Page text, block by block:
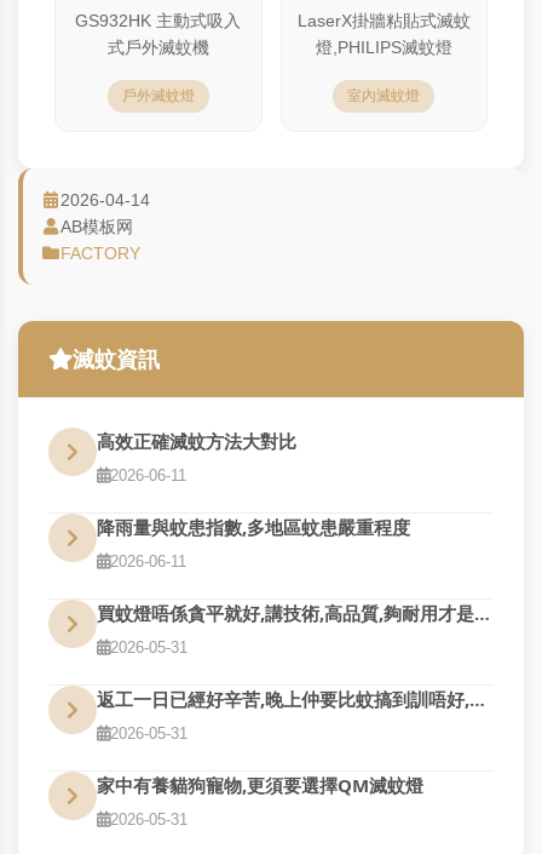
GS932HK 主動式吸入
式戶外滅蚊機
戶外滅蚊燈
LaserX掛牆粘貼式滅蚊
燈,PHILIPS滅蚊燈
室內滅蚊燈
2026-04-14
AB模板网
FACTORY
滅蚊資訊
高效正確滅蚊方法大對比
2026-06-11
降雨量與蚊患指數,多地區蚊患嚴重程度
2026-06-11
買蚊燈唔係貪平就好,講技術,高品質,夠耐用才是真的好用
2026-05-31
返工一日已經好辛苦,晚上仲要比蚊搞到訓唔好,QM幫到您
2026-05-31
家中有養貓狗寵物,更須要選擇QM滅蚊燈
2026-05-31